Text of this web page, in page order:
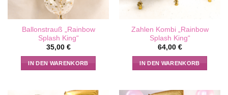
Ballonstrauß „Rainbow
Splash King“
35,00 €
IN DEN WARENKORB
Zahlen Kombi „Rainbow
Splash King“
64,00 €
IN DEN WARENKORB